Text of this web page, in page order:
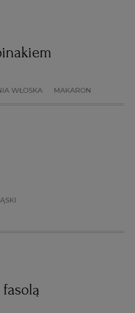
WŁOSKA MAKARON
fasolą